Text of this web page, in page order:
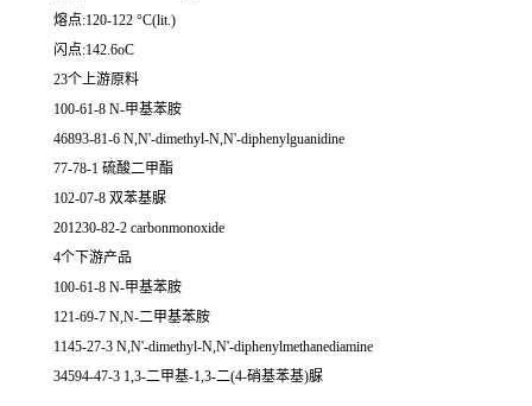
熔点:120-122 °C(lit.)
闪点:142.6oC
23个上游原料
100-61-8 N-甲基苯胺
46893-81-6 N,N'-dimethyl-N,N'-diphenylguanidine
77-78-1 硫酸二甲酯
102-07-8 双苯基脲
201230-82-2 carbonmonoxide
4个下游产品
100-61-8 N-甲基苯胺
121-69-7 N,N-二甲基苯胺
1145-27-3 N,N'-dimethyl-N,N'-diphenylmethanediamine
34594-47-3 1,3-二甲基-1,3-二(4-硝基苯基)脲